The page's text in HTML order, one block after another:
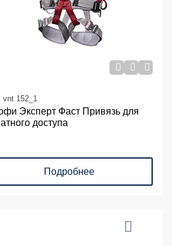
vnt 152_1
Эксперт Фаст Привязь для
доступа
Подробнее